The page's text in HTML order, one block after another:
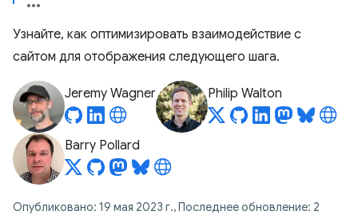
Узнайте, как оптимизировать взаимодействие с
сайтом для отображения следующего шага.
Jeremy Wagner Philip Walton
Barry Pollard
Опубликовано: 19 мая 2023 г., Последнее обновление: 2